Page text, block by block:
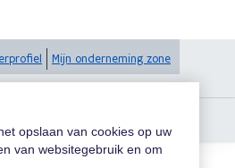
Mijn onderneming zone
opslaan van cookies op uw
van websitegebruik en om